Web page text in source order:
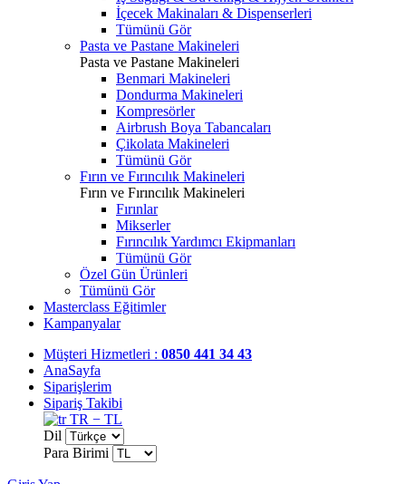
İçecek Makinaları & Dispenserleri
Tümünü Gör
Pasta ve Pastane Makineleri
Pasta ve Pastane Makineleri
Benmari Makineleri
Dondurma Makineleri
Kompresörler
Airbrush Boya Tabancaları
Çikolata Makineleri
Tümünü Gör
Fırın ve Fırıncılık Makineleri
Fırın ve Fırıncılık Makineleri
Fırınlar
Mikserler
Fırıncılık Yardımcı Ekipmanları
Tümünü Gör
Özel Gün Ürünleri
Tümünü Gör
Masterclass Eğitimler
Kampanyalar
Müşteri Hizmetleri : 0850 441 34 43
AnaSayfa
Siparişlerim
Sipariş Takibi
TR − TL
Dil
Para Birimi